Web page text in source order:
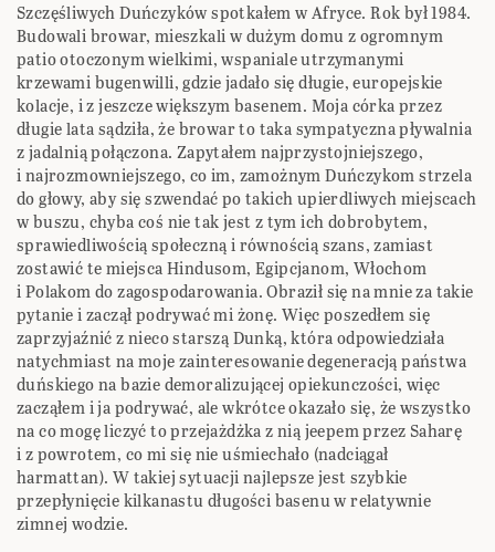
Szczęśliwych Duńczyków spotkałem w Afryce. Rok był 1984.
Budowali browar, mieszkali w dużym domu z ogromnym
patio otoczonym wielkimi, wspaniale utrzymanymi
krzewami bugenwilli, gdzie jadało się długie, europejskie
kolacje, i z jeszcze większym basenem. Moja córka przez
długie lata sądziła, że browar to taka sympatyczna pływalnia
z jadalnią połączona. Zapytałem najprzystojniejszego,
i najrozmowniejszego, co im, zamożnym Duńczykom strzela
do głowy, aby się szwendać po takich upierdliwych miejscach
w buszu, chyba coś nie tak jest z tym ich dobrobytem,
sprawiedliwością społeczną i równością szans, zamiast
zostawić te miejsca Hindusom, Egipcjanom, Włochom
i Polakom do zagospodarowania. Obraził się na mnie za takie
pytanie i zaczął podrywać mi żonę. Więc poszedłem się
zaprzyjaźnić z nieco starszą Dunką, która odpowiedziała
natychmiast na moje zainteresowanie degeneracją państwa
duńskiego na bazie demoralizującej opiekunczości, więc
zacząłem i ja podrywać, ale wkrótce okazało się, że wszystko
na co mogę liczyć to przejażdżka z nią jeepem przez Saharę
i z powrotem, co mi się nie uśmiechało (nadciągał
harmattan). W takiej sytuacji najlepsze jest szybkie
przepłynięcie kilkanastu długości basenu w relatywnie
zimnej wodzie.